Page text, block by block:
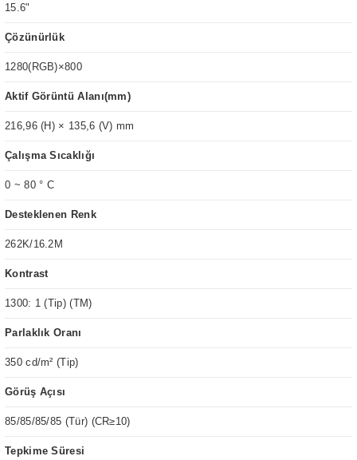
15.6"
Çözünürlük
1280(RGB)×800
Aktif Görüntü Alanı(mm)
216,96 (H) × 135,6 (V) mm
Çalışma Sıcaklığı
0 ~ 80 ° C
Desteklenen Renk
262K/16.2M
Kontrast
1300: 1 (Tip) (TM)
Parlaklık Oranı
350 cd/m² (Tip)
Görüş Açısı
85/85/85/85 (Tür) (CR≥10)
Tepkime Süresi